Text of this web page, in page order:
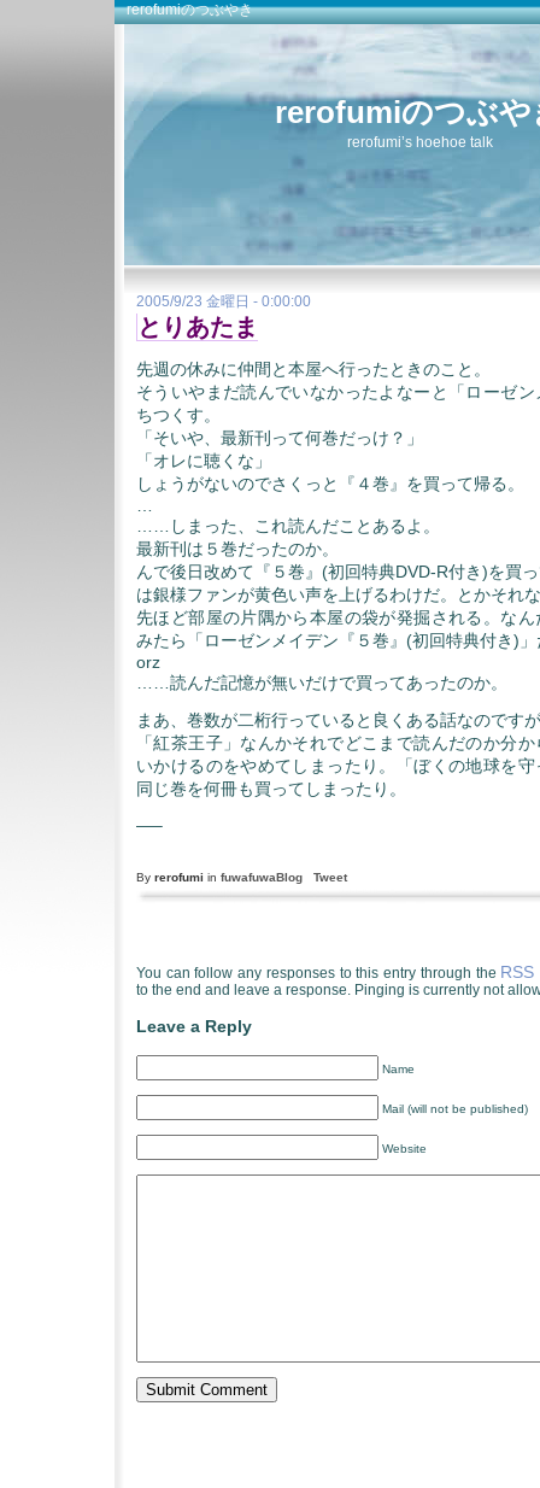
rerofumiのつぶやき
rerofumiのつぶや
rerofumi’s hoehoe talk
2005/9/23 金曜日 - 0:00:00
とりあたま
先週の休みに仲間と本屋へ行ったときのこと。
そういやまだ読んでいなかったよなーと「ローゼ
ちつくす。
「そいや、最新刊って何巻だっけ？」
「オレに聴くな」
しょうがないのでさくっと『４巻』を買って帰る。
……しまった、これ読んだことあるよ。
最新刊は５巻だったのか。
んで後日改めて『５巻』(初回特典DVD-R付き)を買
は銀様ファンが黄色い声を上げるわけだ。とかそれ
先ほど部屋の片隅から本屋の袋が発掘される。な
みたら「ローゼンメイデン『５巻』(初回特典付き)
orz
……読んだ記憶が無いだけで買ってあったのか。
まあ、巻数が二桁行っていると良くある話なのです
「紅茶王子」なんかそれでどこまで読んだのか分
いかけるのをやめてしまったり。「ぼくの地球を
同じ巻を何冊も買ってしまったり。
—–
By rerofumi in fuwafuwaBlog Tweet
You can follow any responses to this entry through the RSS
to the end and leave a response. Pinging is currently not
Leave a Reply
Name
Mail (will not be published)
Website